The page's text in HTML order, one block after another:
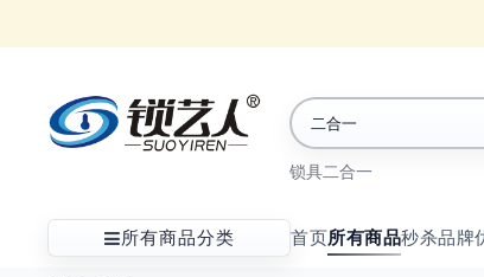
锁具二合一
所有商品分类 首页所有商品秒杀品牌